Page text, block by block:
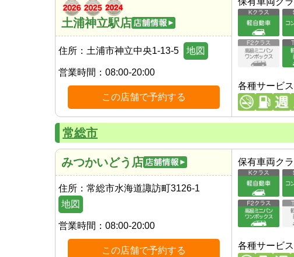
土浦神立駅店
住所： 土浦市神立中央1-13-5 地図
営業時間： 08:00-20:00
この店舗で予約する
各種サービス
常総市
みつかいどう店
住所： 常総市水海道諏訪町3126-1
地図
営業時間： 08:00-20:00
この店舗で予約する
保有車両ク
各種サービス